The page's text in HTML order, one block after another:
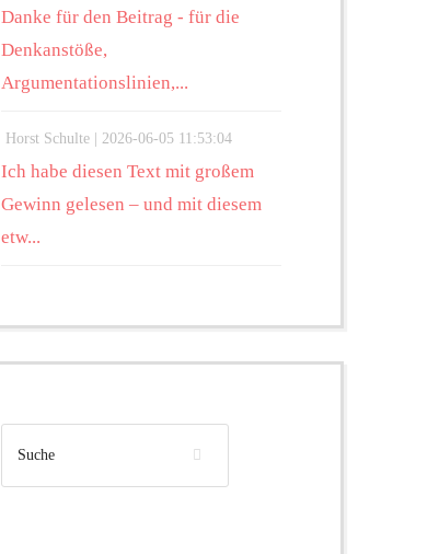
Danke für den Beitrag - für die
Denkanstöße,
Argumentationslinien,...
Horst Schulte | 2026-06-05 11:53:04
Ich habe diesen Text mit großem
Gewinn gelesen – und mit diesem
etw...